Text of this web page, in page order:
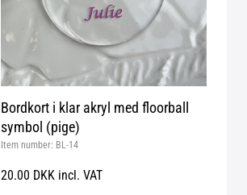
Bordkort i klar akryl med floorball
symbol (pige)
Item number: BL-14
20.00 DKK incl. VAT